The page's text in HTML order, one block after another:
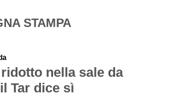
STAMPA
nella sale da
Tar dice sì